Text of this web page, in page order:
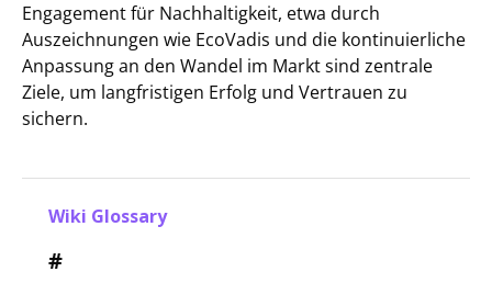
Engagement für Nachhaltigkeit, etwa durch
Auszeichnungen wie EcoVadis und die kontinuierliche
Anpassung an den Wandel im Markt sind zentrale
Ziele, um langfristigen Erfolg und Vertrauen zu
sichern.
Wiki Glossary
#